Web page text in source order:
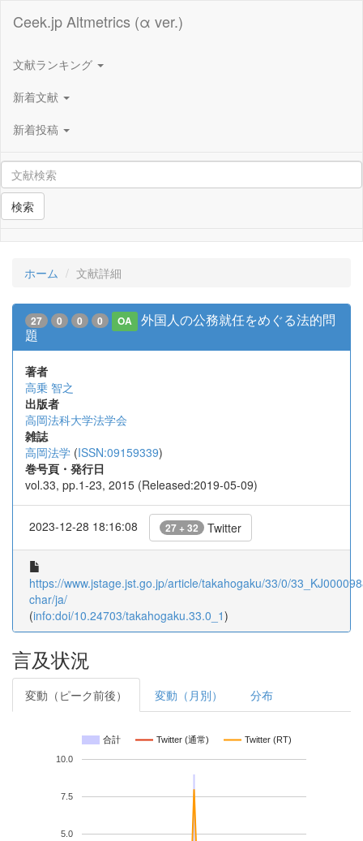
Ceek.jp Altmetrics (α ver.)
文献ランキング
新着文献
新着投稿
検索
ホーム 文献詳細
27 0 0 0 OA
外国人の公務就任をめぐる法的問
題
著者
高乗 智之
出版者
高岡法科大学法学会
雑誌
高岡法学 (ISSN:09159339)
巻号頁・発行日
vol.33, pp.1-23, 2015 (Released:2019-05-09)
2023-12-28 18:16:08 27 + 32 Twitter
https://www.jstage.jst.go.jp/article/takahogaku/33/0/
char/ja/
(info:doi/10.24703/takahogaku.33.0_1)
言及状況
変動（ピーク前後） 変動（月別） 分布
合計 Twitter (通常) Twitter (RT)
5.0
7.5
10.0